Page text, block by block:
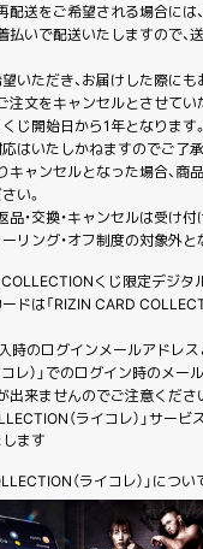
配送をご希望される場合には
払いで配送いたしますので、
望いただき、お届けした際に
注文をキャンセルとさせてい
くじ開始日から1年となりま
はいたしかねますのでご了承
キャンセルとなった場合、商
い。
品・交換・キャンセルは受け付
ーリング・オフ制度の対象外と
くじ限定デジタ
ドは「RIZIN CARD
時のログインメールアドレス
レ）」でのログイン時のメ
出来ませんのでご注意くださ
（ライコレ）」サービ
ます
（ライコレ）」につい